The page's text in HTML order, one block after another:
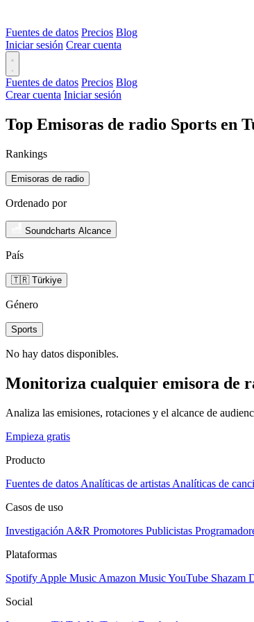
Fuentes de datos Precios Blog
Iniciar sesión Crear cuenta
Fuentes de datos Precios Blog
Crear cuenta Iniciar sesión
Top Emisoras de radio Sports en
Rankings
Emisoras de radio
Ordenado por
Soundcharts Alcance
País
🇹🇷 Türkiye
Género
Sports
No hay datos disponibles.
Monitoriza cualquier emisora de
Analiza las emisiones, rotaciones y el alcance de
Empieza gratis
Producto
Fuentes de datos Analíticas de artistas Analíticas de
Casos de uso
Investigación A&R Promotores Publicistas
Plataformas
Spotify Apple Music Amazon MusicYouTube Shazam
Social